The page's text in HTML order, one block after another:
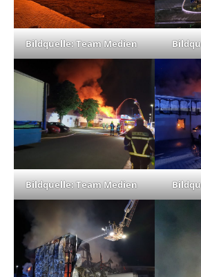
Bildquelle: Team Medien
Bildquelle: Team Medien